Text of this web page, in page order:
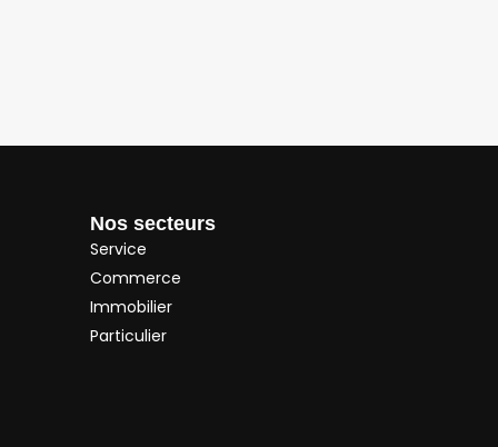
Nos secteurs
Service
Commerce
Immobilier
Particulier